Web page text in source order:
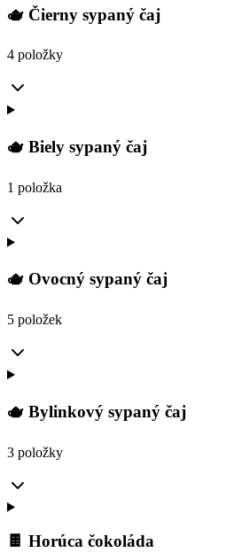
🫖 Čierny sypaný čaj
4 položky
🫖 Biely sypaný čaj
1 položka
🫖 Ovocný sypaný čaj
5 položek
🫖 Bylinkový sypaný čaj
3 položky
🍫 Horúca čokoláda